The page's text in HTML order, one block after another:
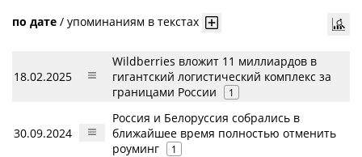
по дате / упоминаниям в текстах
18.02.2025
Wildberries вложит 11 миллиардов в
гигантский логистический комплекс за
границами России
1
30.09.2024
Россия и Белоруссия собрались в
ближайшее время полностью отменить
роуминг
1